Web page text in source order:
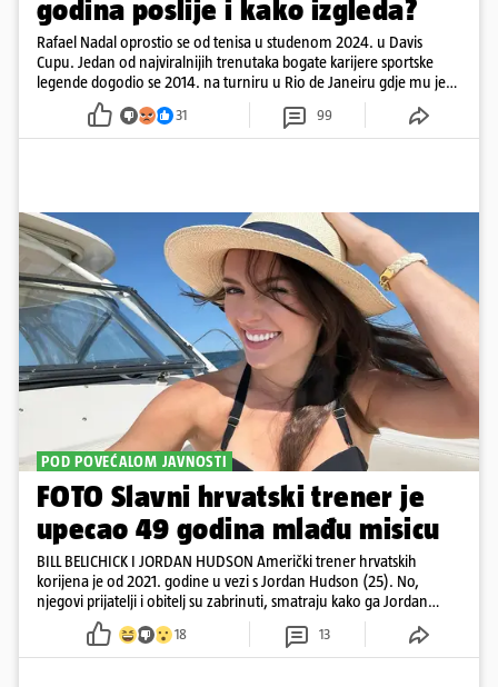
godina poslije i kako izgleda?
Rafael Nadal oprostio se od tenisa u studenom 2024. u Davis
Cupu. Jedan od najviralnijih trenutaka bogate karijere sportske
legende dogodio se 2014. na turniru u Rio de Janeiru gdje mu je
pažnju odvlačila ljepotica iza klupe
31 99
POD POVEĆALOM JAVNOSTI
FOTO Slavni hrvatski trener je
upecao 49 godina mlađu misicu
BILL BELICHICK I JORDAN HUDSON Američki trener hrvatskih
korijena je od 2021. godine u vezi s Jordan Hudson (25). No,
njegovi prijatelji i obitelj su zabrinuti, smatraju kako ga Jordan
kontrolira
18 13